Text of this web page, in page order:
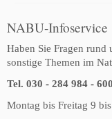
NABU-Infoservice
Haben Sie Fragen rund
sonstige Themen im
Tel. 030 - 284 984 -
Montag bis Freitag 9